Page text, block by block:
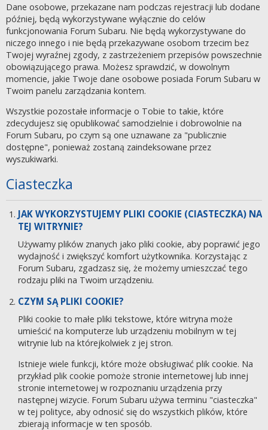
Dane osobowe, przekazane nam podczas rejestracji lub dodane
później, będą wykorzystywane wyłącznie do celów
funkcjonowania Forum Subaru. Nie będą wykorzystywane do
niczego innego i nie będą przekazywane osobom trzecim bez
Twojej wyraźnej zgody, z zastrzeżeniem przepisów powszechnie
obowiązującego prawa. Możesz sprawdzić, w dowolnym
momencie, jakie Twoje dane osobowe posiada Forum Subaru w
Twoim panelu zarządzania kontem.
Wszystkie pozostałe informacje o Tobie to takie, które
zdecydujesz się opublikować samodzielnie i dobrowolnie na
Forum Subaru, po czym są one uznawane za "publicznie
dostępne", ponieważ zostaną zaindeksowane przez
wyszukiwarki.
Ciasteczka
JAK WYKORZYSTUJEMY PLIKI COOKIE (CIASTECZKA) NA
TEJ WITRYNIE?
Używamy plików znanych jako pliki cookie, aby poprawić jego
wydajność i zwiększyć komfort użytkownika. Korzystając z
Forum Subaru, zgadzasz się, że możemy umieszczać tego
rodzaju pliki na Twoim urządzeniu.
CZYM SĄ PLIKI COOKIE?
Pliki cookie to małe pliki tekstowe, które witryna może
umieścić na komputerze lub urządzeniu mobilnym w tej
witrynie lub na którejkolwiek z jej stron.
Istnieje wiele funkcji, które może obsługiwać plik cookie. Na
przykład plik cookie pomoże stronie internetowej lub innej
stronie internetowej w rozpoznaniu urządzenia przy
następnej wizycie. Forum Subaru używa terminu "ciasteczka"
w tej polityce, aby odnosić się do wszystkich plików, które
zbierają informacje w ten sposób.